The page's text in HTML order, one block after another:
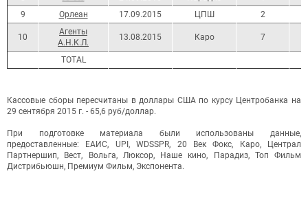
9
Орлеан 17.09.2015 ЦПШ 2
10
Агенты
А.Н.К.Л.
13.08.2015 Каро 7
ТОТАL
Кассовые сборы пересчитаны в доллары США по курсу Центробанка на
29 сентября 2015 г. - 65,6 руб/доллар.
При подготовке материала были использованы данные,
предоставленные: ЕАИС, UPI, WDSSPR, 20 Век Фокс, Каро, Централ
Партнершип, Вест, Вольга, Люксор, Наше кино, Парадиз, Топ Фильм
Дистрибьюшн, Премиум Фильм, Экспонента.